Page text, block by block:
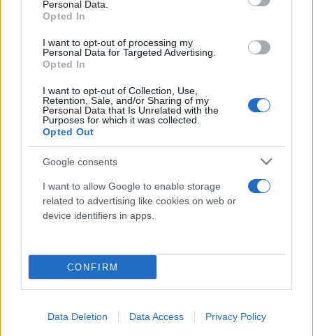
Personal Data.
Opted In
I want to opt-out of processing my
Personal Data for Targeted Advertising.
Opted In
I want to opt-out of Collection, Use,
Retention, Sale, and/or Sharing of my
Personal Data that Is Unrelated with the
Purposes for which it was collected.
Opted Out
Google consents
I want to allow Google to enable storage
related to advertising like cookies on web or
device identifiers in apps.
CONFIRM
Data Deletion Data Access Privacy Policy
FLASH FOCUS